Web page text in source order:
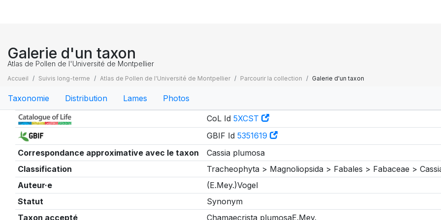
Galerie d'un taxon
Atlas de Pollen de l'Université de Montpellier
Accueil Suivis long-terme Atlas de Pollen de l'Université de Montpellier Parcourir la collection Galerie d'un taxon
Taxonomie Distribution Lames Photos
Taxonomie
CoL Id 5XCST
GBIF Id 5351619
Correspondance approximative avec le taxon
Cassia plumosa
Classification
Tracheophyta > Magnoliopsida > Fabales > Fabaceae >
Auteur·e
(E.Mey.)Vogel
Statut
Synonym
Taxon accepté
Chamaecrista plumosaE.Mey.